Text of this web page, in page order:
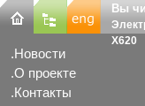
Вы
Х620
Новости
О проекте
Контакты